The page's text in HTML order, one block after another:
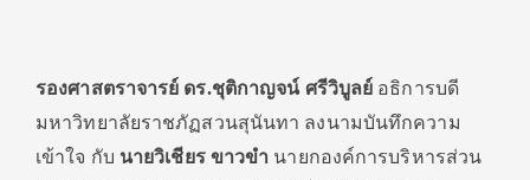
รองศาสตราจารย์ ดร.ชุติกาญจน์ ศรีวิบูลย์ อธิการบดี
มหาวิทยาลัยราชภัฏสวนสุนันทา ลงนามบันทึกความ
เข้าใจ กับ นายวิเชียร ขาวขำ นายกองค์การบริหารส่วน